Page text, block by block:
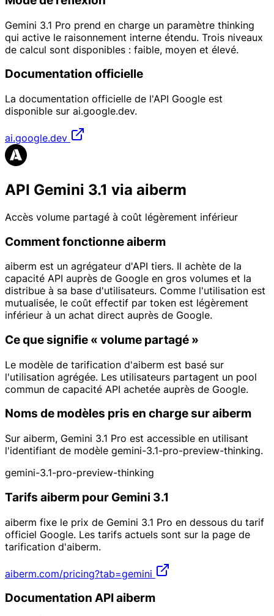
Gemini 3.1 Pro prend en charge un paramètre thinking
qui active le raisonnement interne étendu. Trois niveaux
de calcul sont disponibles : faible, moyen et élevé.
Documentation officielle
La documentation officielle de l'API Google est
disponible sur ai.google.dev.
ai.google.dev
API Gemini 3.1 via aiberm
Accès volume partagé à coût légèrement inférieur
Comment fonctionne aiberm
aiberm est un agrégateur d'API tiers. Il achète de la
capacité API auprès de Google en gros volumes et la
distribue à sa base d'utilisateurs. Comme l'utilisation est
mutualisée, le coût effectif par token est légèrement
inférieur à un achat direct auprès de Google.
Ce que signifie « volume partagé »
Le modèle de tarification d'aiberm est basé sur
l'utilisation agrégée. Les utilisateurs partagent un pool
commun de capacité API achetée auprès de Google.
Noms de modèles pris en charge sur aiberm
Sur aiberm, Gemini 3.1 Pro est accessible en utilisant
l'identifiant de modèle gemini-3.1-pro-preview-thinking.
gemini-3.1-pro-preview-thinking
Tarifs aiberm pour Gemini 3.1
aiberm fixe le prix de Gemini 3.1 Pro en dessous du tarif
officiel Google. Les tarifs actuels sont sur la page de
tarification d'aiberm.
aiberm.com/pricing?tab=gemini
Documentation API aiberm